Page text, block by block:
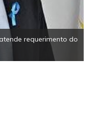
requerimento do